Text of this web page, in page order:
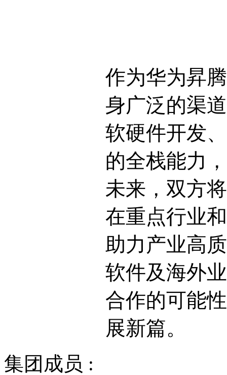
作为华为昇
身广泛的渠
软硬件开发
的全栈能力
未来，双方
在重点行业
助力产业高
软件及海外
合作的可能
展新篇。
集团成员 :